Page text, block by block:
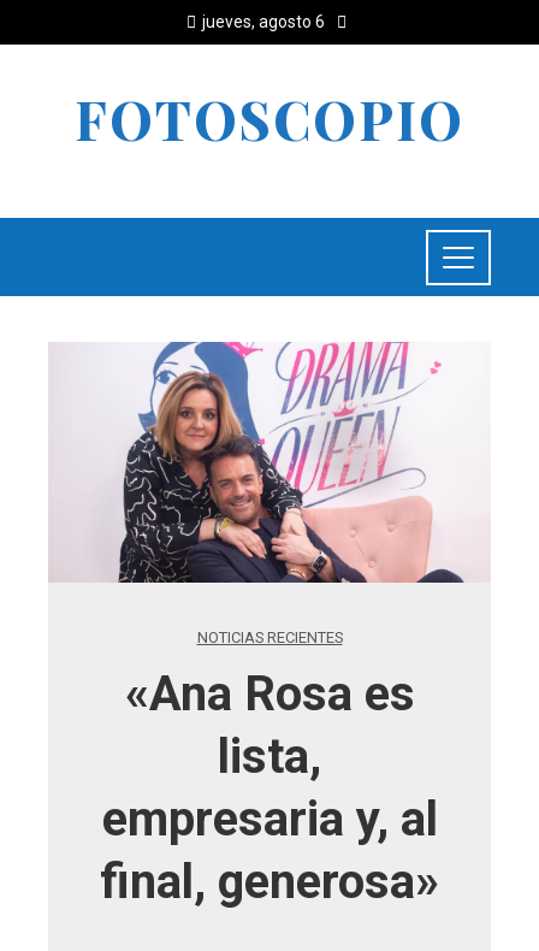
jueves, agosto 6
FOTOSCOPIO
NOTICIAS RECIENTES
«Ana Rosa es
lista,
empresaria y, al
final, generosa»